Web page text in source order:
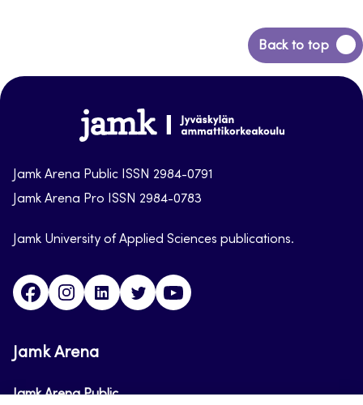
Back to top
Back
to
Jamk-
arena
Jamk Arena Public ISSN 2984-0791
Jamk Arena Pro ISSN 2984-0783
Jamk University of Applied Sciences publications.
FacebookInstagramLinkedinTwitter
Jamk Arena
Jamk Arena Public